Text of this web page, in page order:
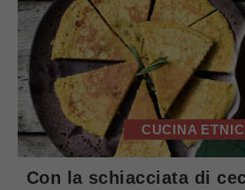
CUCINA
Con la schiacciata di